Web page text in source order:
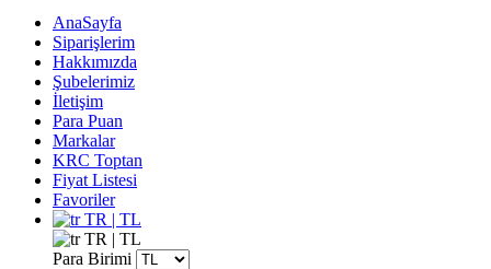
AnaSayfa
Siparişlerim
Hakkımızda
Şubelerimiz
İletişim
Para Puan
Markalar
KRC Toptan
Fiyat Listesi
Favoriler
TR | TL
TR | TL
Para Birimi